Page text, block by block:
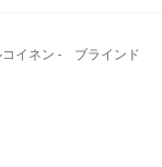
コイネン - ブラインド